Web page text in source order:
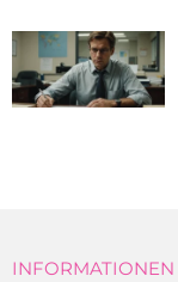
INFORMATIONEN